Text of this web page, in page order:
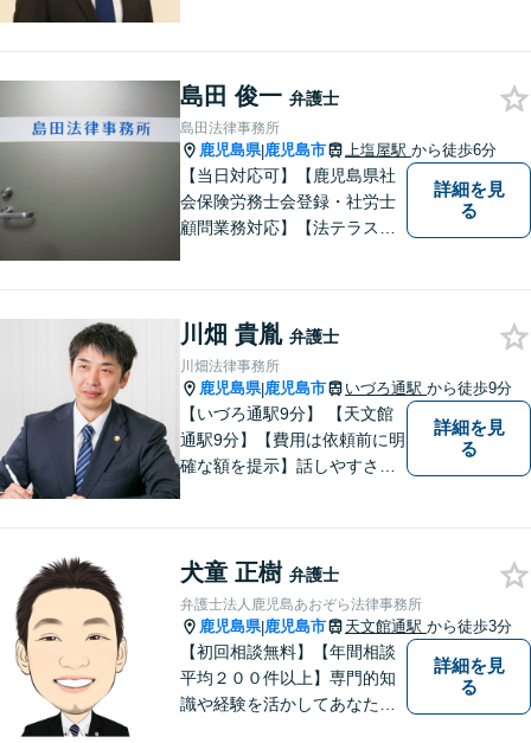
どんなご相談でも、どうぞお
気軽にお声がけください。
【電話・WEB相談も対応可
能】
島田 俊一 弁護士
島田法律事務所
鹿児島県|鹿児島市 上塩屋駅 から徒歩6分
【当日対応可】【鹿児島県社
会保険労務士会登録・社労士
顧問業務対応】【法テラス対
詳細を見
る
川畑 貴胤 弁護士
川畑法律事務所
鹿児島県|鹿児島市 いづろ通駅 から徒歩9分
【いづろ通駅9分】 【天文館
通駅9分】【費用は依頼前に明
確な額を提示】話しやすさを
で、お悩みの解決に向けて丁
寧にアドバイスしていきま
す。
詳細を見
る
犬童 正樹 弁護士
弁護士法人鹿児島あおぞら法律事務所
鹿児島県|鹿児島市 天文館通駅 から徒歩3分
【初回相談無料】【年間相談
平均２００件以上】専門的知
識や経験を活かしてあなたの
詳細を見
る